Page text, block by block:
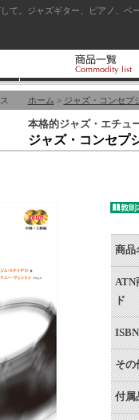
。ジャズギター、ピアノ、ベ
ホーム > ジャズ・コンセプ
本格的ジャズ・エチュ
ジャズ・コンセ
商品
ATN
ド
その
付属